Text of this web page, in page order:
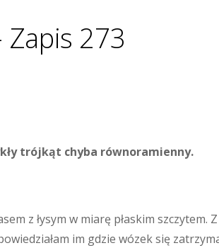
273
trójkąt chyba równoramienny.
z łysym w miarę płaskim
im gdzie wózek się